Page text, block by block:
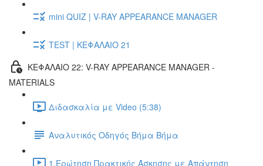
mini QUIZ | V-RAY APPEARANCE MANAGER
TEST | ΚΕΦΑΛΑΙΟ 21
ΚΕΦΑΛΑΙΟ 22: V-RAY APPEARANCE MANAGER -
MATERIALS
Διδασκαλία με Video (5:38)
Αναλυτικός Οδηγός Βήμα Βήμα
1.Ερώτηση Πρακτικής Άσκησης με Απάντηση